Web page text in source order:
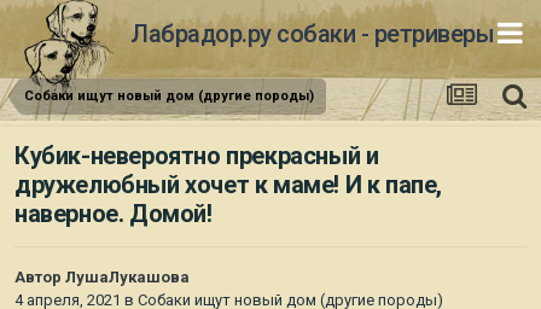
Лабрадор.ру собаки - ретриверы
Собаки ищут новый дом (другие породы)
Кубик-невероятно прекрасный и
дружелюбный хочет к маме! И к папе,
наверное. Домой!
Автор ЛушаЛукашова
4 апреля, 2021 в Собаки ищут новый дом (другие породы)